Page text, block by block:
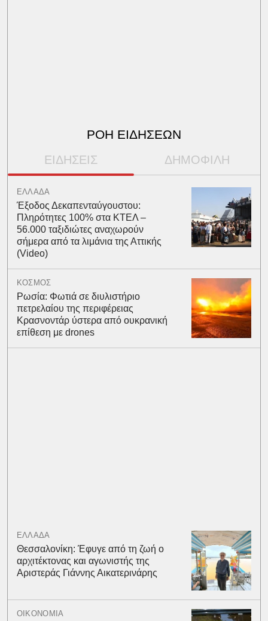
ΡΟΗ ΕΙΔΗΣΕΩΝ
ΕΙΔΗΣΕΙΣ ΔΗΜΟΦΙΛΗ
ΕΛΛΑΔΑ
Έξοδος Δεκαπενταύγουστου:
Πληρότητες 100% στα ΚΤΕΛ –
56.000 ταξιδιώτες αναχωρούν
σήμερα από τα λιμάνια της Αττικής
(Video)
ΚΟΣΜΟΣ
Ρωσία: Φωτιά σε διυλιστήριο
πετρελαίου της περιφέρειας
Κρασνοντάρ ύστερα από ουκρανική
επίθεση με drones
ΕΛΛΑΔΑ
Θεσσαλονίκη: Έφυγε από τη ζωή ο
αρχιτέκτονας και αγωνιστής της
Αριστεράς Γιάννης Αικατερινάρης
ΟΙΚΟΝΟΜΙΑ